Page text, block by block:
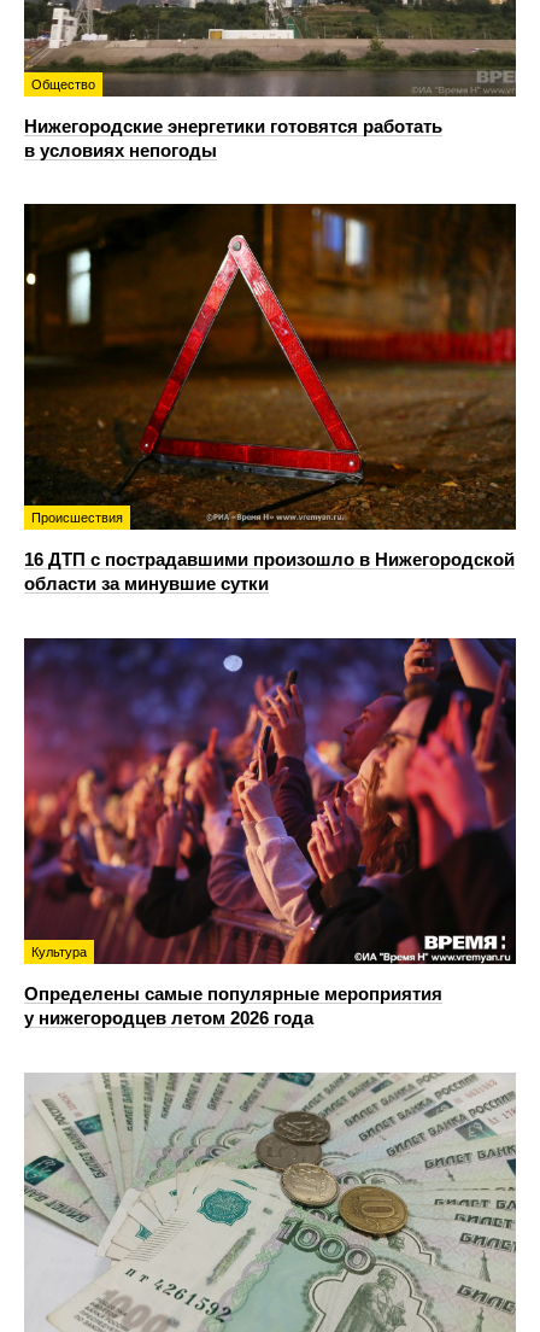
Общество
Нижегородские энергетики готовятся работать
в условиях непогоды
Происшествия
16 ДТП с пострадавшими произошло в Нижегородской
области за минувшие сутки
Культура
Определены самые популярные мероприятия
у нижегородцев летом 2026 года